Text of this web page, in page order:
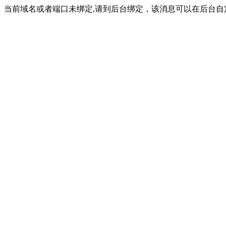
当前域名或者端口未绑定,请到后台绑定，该消息可以在后台自